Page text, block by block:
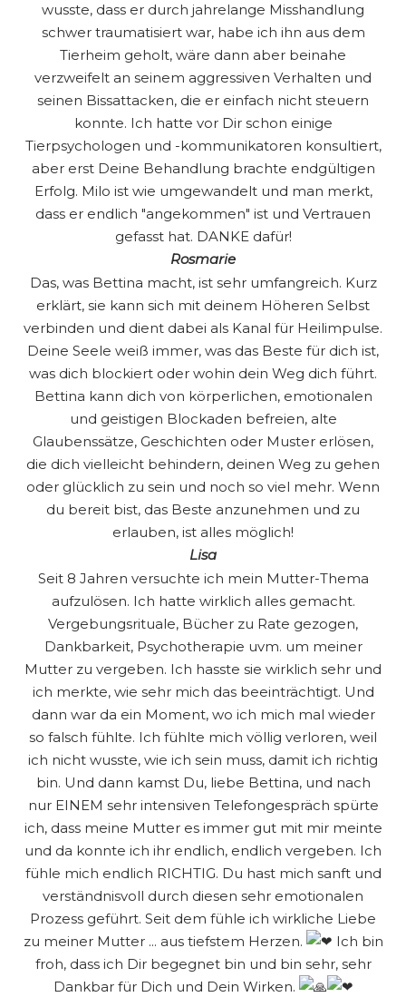
wusste, dass er durch jahrelange Misshandlung
schwer traumatisiert war, habe ich ihn aus dem
Tierheim geholt, wäre dann aber beinahe
verzweifelt an seinem aggressiven Verhalten und
seinen Bissattacken, die er einfach nicht steuern
konnte. Ich hatte vor Dir schon einige
Tierpsychologen und -kommunikatoren konsultiert,
aber erst Deine Behandlung brachte endgültigen
Erfolg. Milo ist wie umgewandelt und man merkt,
dass er endlich "angekommen" ist und Vertrauen
gefasst hat. DANKE dafür!
Rosmarie
Das, was Bettina macht, ist sehr umfangreich. Kurz
erklärt, sie kann sich mit deinem Höheren Selbst
verbinden und dient dabei als Kanal für Heilimpulse.
Deine Seele weiß immer, was das Beste für dich ist,
was dich blockiert oder wohin dein Weg dich führt.
Bettina kann dich von körperlichen, emotionalen
und geistigen Blockaden befreien, alte
Glaubenssätze, Geschichten oder Muster erlösen,
die dich vielleicht behindern, deinen Weg zu gehen
oder glücklich zu sein und noch so viel mehr. Wenn
du bereit bist, das Beste anzunehmen und zu
erlauben, ist alles möglich!
Lisa
Seit 8 Jahren versuchte ich mein Mutter-Thema
aufzulösen. Ich hatte wirklich alles gemacht.
Vergebungsrituale, Bücher zu Rate gezogen,
Dankbarkeit, Psychotherapie uvm. um meiner
Mutter zu vergeben. Ich hasste sie wirklich sehr und
ich merkte, wie sehr mich das beeinträchtigt. Und
dann war da ein Moment, wo ich mich mal wieder
so falsch fühlte. Ich fühlte mich völlig verloren, weil
ich nicht wusste, wie ich sein muss, damit ich richtig
bin. Und dann kamst Du, liebe Bettina, und nach
nur EINEM sehr intensiven Telefongespräch spürte
ich, dass meine Mutter es immer gut mit mir meinte
und da konnte ich ihr endlich, endlich vergeben. Ich
fühle mich endlich RICHTIG. Du hast mich sanft und
verständnisvoll durch diesen sehr emotionalen
Prozess geführt. Seit dem fühle ich wirkliche Liebe
zu meiner Mutter ... aus tiefstem Herzen.
Ich bin
froh, dass ich Dir begegnet bin und bin sehr, sehr
Dankbar für Dich und Dein Wirken.